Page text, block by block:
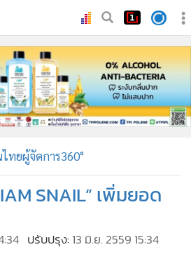
ทยผู้จัดการ360°
SNAIL” เพิ่มยอด
ปรับปรุง: 13 มิ.ย. 2559 15:34